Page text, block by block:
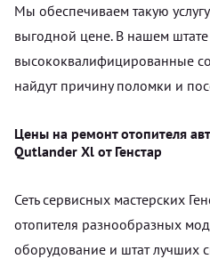
Мы обеспечиваем такую
выгодной цене. В нашем штате
высококвалифицированные
найдут причину поломки и
Цены на ремонт отопителя
Qutlander Xl от Генстар
Сеть сервисных мастерских
отопителя разнообразных
оборудование и штат лучших